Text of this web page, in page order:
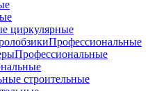
циркулярные
Профессиональные
Профессиональные
строительные